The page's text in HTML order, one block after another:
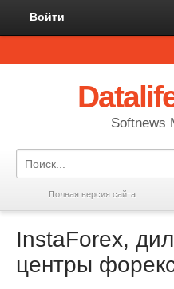
Войти
Softnews
Полная версия сайта
InstaForex,
центры